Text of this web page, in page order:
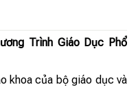
Trình Giáo Dục Phổ
khoa của bộ giáo dục và